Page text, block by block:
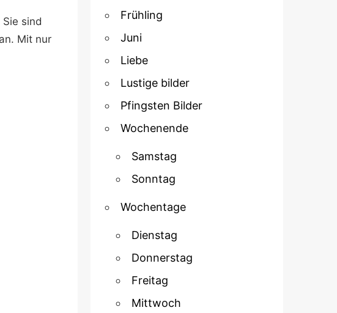
sind
Mit nur
Frühling
Juni
Liebe
Lustige bilder
Pfingsten Bilder
Wochenende
Samstag
Sonntag
Wochentage
Dienstag
Donnerstag
Freitag
Mittwoch